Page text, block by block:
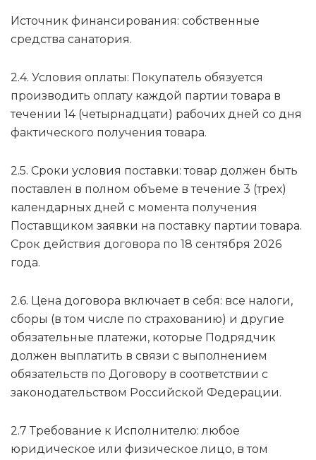
Источник финансирования: собственные
средства санатория.
2.4. Условия оплаты: Покупатель обязуется
производить оплату каждой партии товара в
течении 14 (четырнадцати) рабочих дней со дня
фактического получения товара.
2.5. Сроки условия поставки: товар должен быть
поставлен в полном объеме в течение 3 (трех)
календарных дней с момента получения
Поставщиком заявки на поставку партии товара.
Срок действия договора по 18 сентября 2026
года.
2.6. Цена договора включает в себя: все налоги,
сборы (в том числе по страхованию) и другие
обязательные платежи, которые Подрядчик
должен выплатить в связи с выполнением
обязательств по Договору в соответствии с
законодательством Российской Федерации.
2.7 Требование к Исполнителю: любое
юридическое или физическое лицо, в том